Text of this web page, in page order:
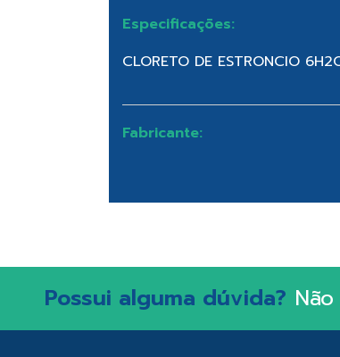
Especificações:
CLORETO DE ESTRONCIO
Fabricante:
Possui alguma dúvida?